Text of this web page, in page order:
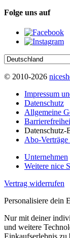
Folge uns auf
© 2010-2026
Impressum
Datenschutz
Allgemeine
Datenschutz-
Abo-
Unternehmen
Weitere nice
Vertrag widerrufen
Personalisiere dein
Nur mit deiner
und weitere